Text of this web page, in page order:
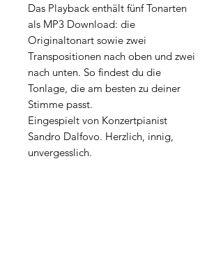
Das Playback enthält fünf Tonarten
als MP3 Download: die
Originaltonart sowie zwei
Transpositionen nach oben und zwei
nach unten. So findest du die
Tonlage, die am besten zu deiner
Stimme passt.
Eingespielt von Konzertpianist
Sandro Dalfovo. Herzlich, innig,
unvergesslich.